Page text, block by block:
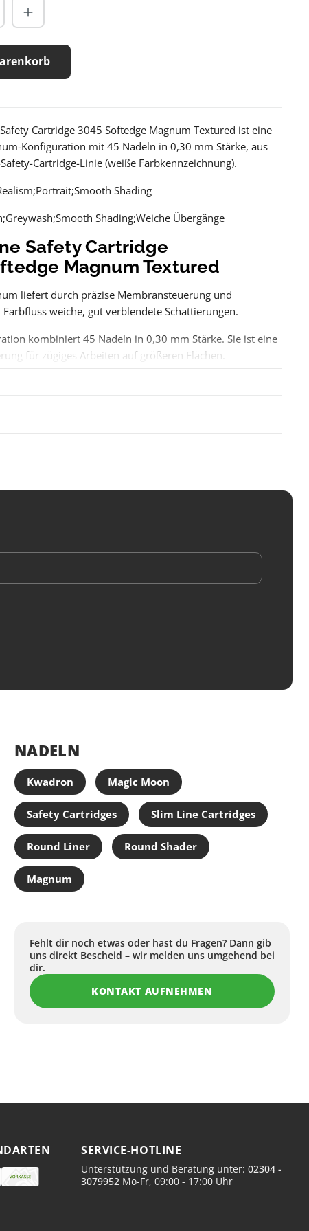
Cartridge 3045 Softedge Magnum Textured ist eine
Konfiguration mit 45 Nadeln in 0,30 mm Stärke, aus
Cartridge-Linie (weiße Farbkennzeichnung).
Shading
Shading;Weiche Übergänge
Safety Cartridge
Magnum Textured
liefert durch präzise Membransteuerung und
weiche, gut verblendete Schattierungen.
kombiniert 45 Nadeln in 0,30 mm Stärke. Sie ist eine
für zügiges Arbeiten auf größeren Flächen.
45
0,30 mm
NADELN
Kwadron Magic Moon
Safety Cartridges Slim Line Cartridges
Round Liner Round Shader
Magnum
Fehlt dir noch etwas oder hast du Fragen? Dann gib
uns direkt Bescheid – wir melden uns umgehend bei
dir.
KONTAKT AUFNEHMEN
SERVICE-HOTLINE
Unterstützung und Beratung unter: 02304 -
3079952 Mo-Fr, 09:00 - 17:00 Uhr